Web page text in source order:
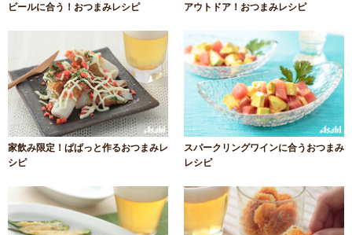
ビールに合う！おつまみレシピ アウトドア！おつまみレシピ
家飲み限定！ぱぱっと作るおつまみレ
シピ
スパークリングワインに合うおつまみ
レシピ